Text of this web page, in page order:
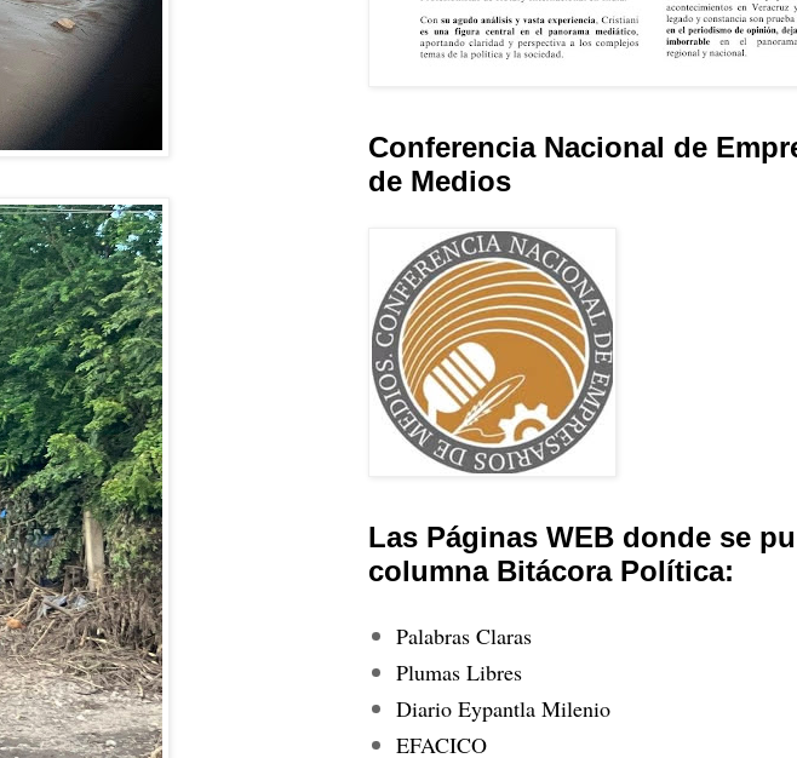
Conferencia Nacional de
de Medios
Las Páginas WEB donde se
columna Bitácora Política:
Palabras Claras
Plumas Libres
Diario Eypantla Milenio
EFACICO